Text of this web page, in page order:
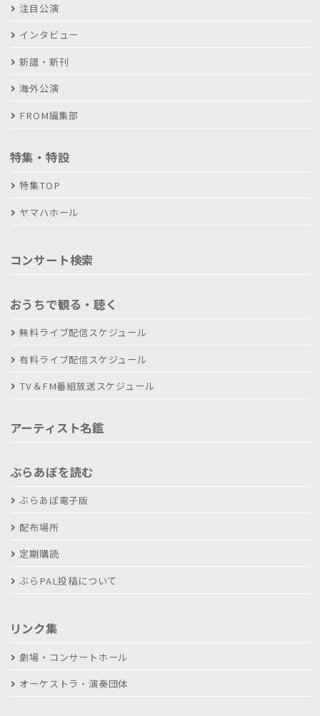
注目公演
インタビュー
新譜・新刊
海外公演
FROM編集部
特集・特設
特集TOP
ヤマハホール
コンサート検索
おうちで観る・聴く
無料ライブ配信スケジュール
有料ライブ配信スケジュール
TV＆FM番組放送スケジュール
アーティスト名鑑
ぶらあぼを読む
ぶらあぼ電子版
配布場所
定期購読
ぶらPAL投稿について
リンク集
劇場・コンサートホール
オーケストラ・演奏団体